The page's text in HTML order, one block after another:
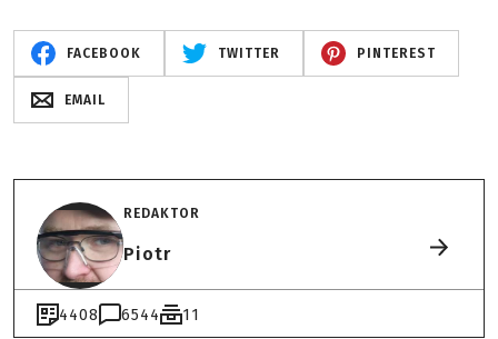
FACEBOOK TWITTER PINTEREST
EMAIL
REDAKTOR
Piotr
4408 6544 11